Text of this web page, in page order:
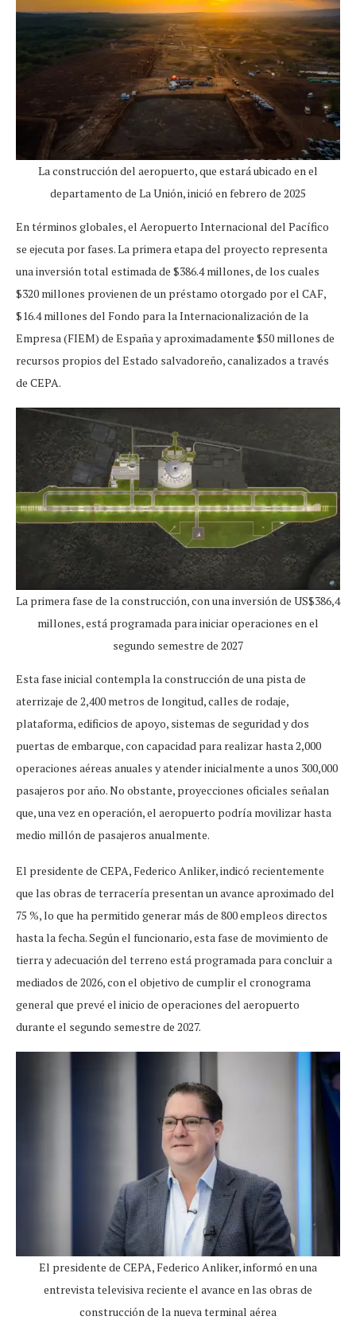
La construcción del aeropuerto, que estará ubicado en el
departamento de La Unión, inició en febrero de 2025
En términos globales, el Aeropuerto Internacional del Pacífico
se ejecuta por fases. La primera etapa del proyecto representa
una inversión total estimada de $386.4 millones, de los cuales
$320 millones provienen de un préstamo otorgado por el CAF,
$16.4 millones del Fondo para la Internacionalización de la
Empresa (FIEM) de España y aproximadamente $50 millones de
recursos propios del Estado salvadoreño, canalizados a través
de CEPA.
La primera fase de la construcción, con una inversión de US$386,4
millones, está programada para iniciar operaciones en el
segundo semestre de 2027
Esta fase inicial contempla la construcción de una pista de
aterrizaje de 2,400 metros de longitud, calles de rodaje,
plataforma, edificios de apoyo, sistemas de seguridad y dos
puertas de embarque, con capacidad para realizar hasta 2,000
operaciones aéreas anuales y atender inicialmente a unos 300,000
pasajeros por año. No obstante, proyecciones oficiales señalan
que, una vez en operación, el aeropuerto podría movilizar hasta
medio millón de pasajeros anualmente.
El presidente de CEPA, Federico Anliker, indicó recientemente
que las obras de terracería presentan un avance aproximado del
75 %, lo que ha permitido generar más de 800 empleos directos
hasta la fecha. Según el funcionario, esta fase de movimiento de
tierra y adecuación del terreno está programada para concluir a
mediados de 2026, con el objetivo de cumplir el cronograma
general que prevé el inicio de operaciones del aeropuerto
durante el segundo semestre de 2027.
El presidente de CEPA, Federico Anliker, informó en una
entrevista televisiva reciente el avance en las obras de
construcción de la nueva terminal aérea